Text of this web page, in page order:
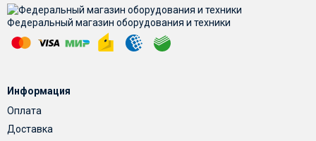
Федеральный магазин оборудования и техники
Информация
Оплата
Доставка